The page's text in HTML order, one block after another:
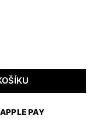
APPLE PAY